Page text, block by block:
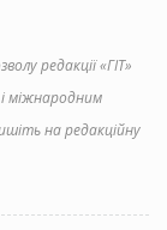
редакції «ГІТ»
міжнародним
на редакційну